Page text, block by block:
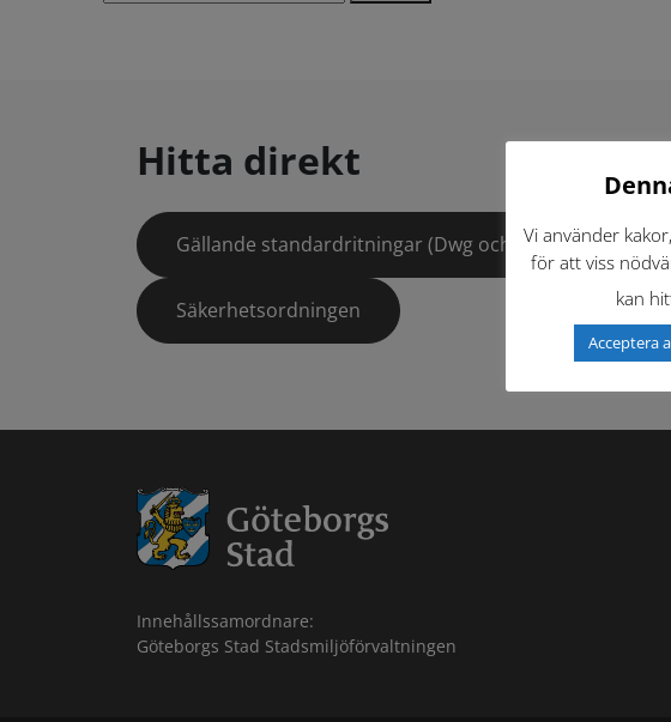
Hitta direkt
Gällande standardritningar (Dwg och pdf)
Säkerhetsordningen
Innehållssamordnare:
Göteborgs Stad Stadsmiljöförvaltningen
Vi använder
för att viss
kan
Acceptera